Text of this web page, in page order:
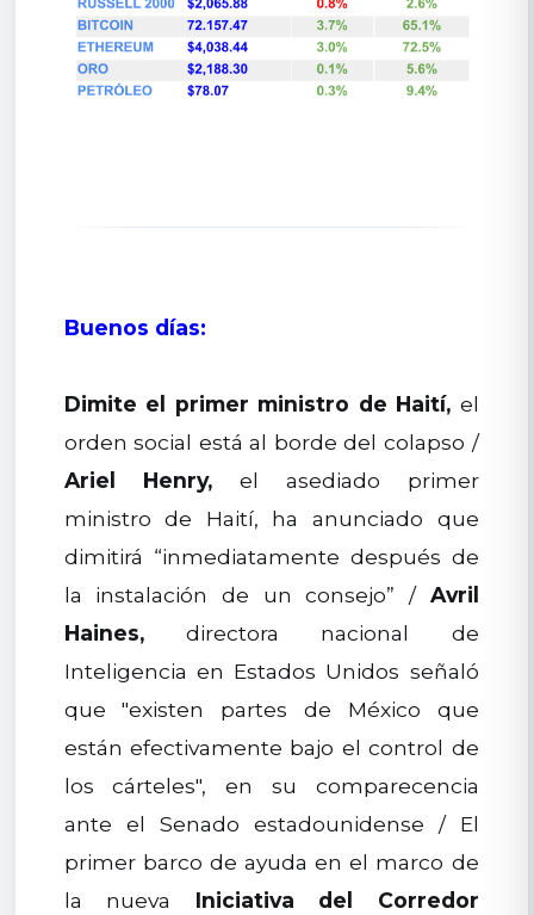
Buenos días:
Dimite el primer ministro de Haití, el
orden social está al borde del colapso /
Ariel Henry,el asediado primer
ministro de Haití, ha anunciado que
dimitirá “inmediatamente después de
la instalación de un consejo” / Avril
Haines,directora nacional de
Inteligencia en Estados Unidos señaló
que "existen partes de México que
están efectivamente bajo el control de
los cárteles", en su comparecencia
ante el Senado estadounidense / El
primer barco de ayuda en el marco de
la nueva Iniciativa del Corredor